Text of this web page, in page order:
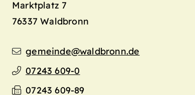
Marktplatz 7
76337 Waldbronn
gemeinde@waldbronn.de
07243 609-0
07243 609-89